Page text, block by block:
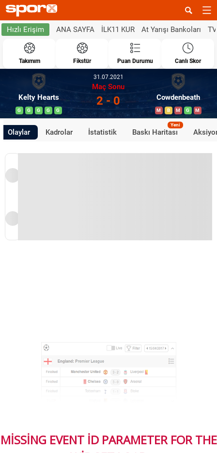
Hızlı Erişim ANA SAYFA İLK11 KUR At Yarışı Bankoları
Takımım Fikstür Puan Durumu Canlı Skor
Kelty Hearts
G G G G G
31.07.2021
Maç Sonu
2 - 0 Cowdenbeath
M B M G M
Olaylar Kadrolar İstatistik Baskı Haritası
Yeni
MISSING EVENT ID PARAMETER FOR THE